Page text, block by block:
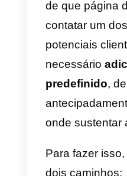
para abrir
a
que o
tenha sido
agenda do
todas as